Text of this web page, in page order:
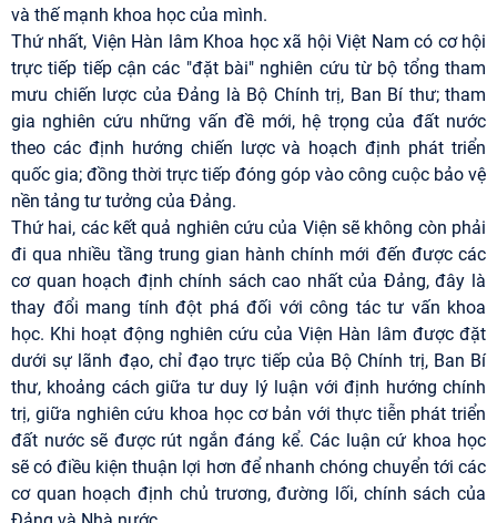
và thế mạnh khoa học của mình.
Thứ nhất, Viện Hàn lâm Khoa học xã hội Việt Nam có cơ hội
trực tiếp tiếp cận các "đặt bài" nghiên cứu từ bộ tổng tham
mưu chiến lược của Đảng là Bộ Chính trị, Ban Bí thư; tham
gia nghiên cứu những vấn đề mới, hệ trọng của đất nước
theo các định hướng chiến lược và hoạch định phát triển
quốc gia; đồng thời trực tiếp đóng góp vào công cuộc bảo vệ
nền tảng tư tưởng của Đảng.
Thứ hai, các kết quả nghiên cứu của Viện sẽ không còn phải
đi qua nhiều tầng trung gian hành chính mới đến được các
cơ quan hoạch định chính sách cao nhất của Đảng, đây là
thay đổi mang tính đột phá đối với công tác tư vấn khoa
học. Khi hoạt động nghiên cứu của Viện Hàn lâm được đặt
dưới sự lãnh đạo, chỉ đạo trực tiếp của Bộ Chính trị, Ban Bí
thư, khoảng cách giữa tư duy lý luận với định hướng chính
trị, giữa nghiên cứu khoa học cơ bản với thực tiễn phát triển
đất nước sẽ được rút ngắn đáng kể. Các luận cứ khoa học
sẽ có điều kiện thuận lợi hơn để nhanh chóng chuyển tới các
cơ quan hoạch định chủ trương, đường lối, chính sách của